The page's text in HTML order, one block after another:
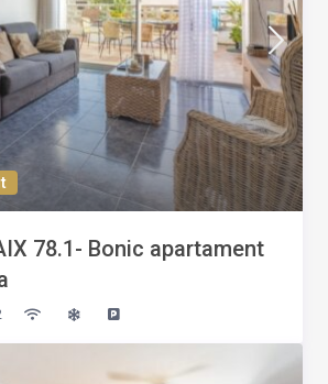
78.1- Bonic apartament